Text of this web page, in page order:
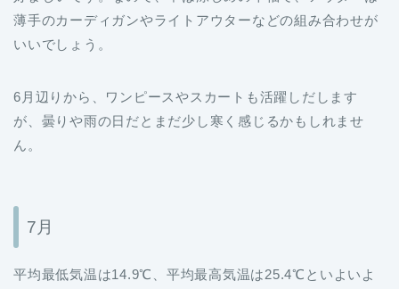
薄手のカーディガンやライトアウターなどの組み合わせが
いいでしょう。
6月辺りから、ワンピースやスカートも活躍しだします
が、曇りや雨の日だとまだ少し寒く感じるかもしれませ
ん。
7月
平均最低気温は14.9℃、平均最高気温は25.4℃といよいよ